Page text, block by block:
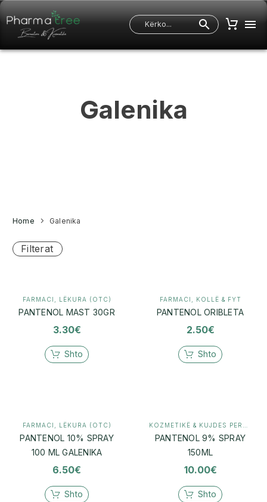
Galenika
Home Galenika
Filterat
FARMACI LËKURA (OTC)
PANTENOL MAST 30GR
3.30€
Shto
FARMACI KOLLË & FYT
PANTENOL ORIBLETA
2.50€
Shto
FARMACI LËKURA (OTC)
PANTENOL 10% SPRAY
100 ML GALENIKA
6.50€
Shto
PANTENOL 9% SPRAY
150ML
10.00€
Shto